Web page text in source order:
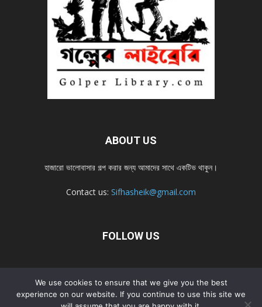
ABOUT US
হাজারো ভালোবাসার গল্প করার জন্য আমাদের সাথে একটিভ থাকুন।
Contact us: Sifhasheik@gmail.com
FOLLOW US
Home Contact us Privacy Policy শ্রেনী
শ্রেনী – mobile
Home – mobile
নতুন সব গল্প নতুন সব গল্প – mobile
নতুন সব গল্প 2022
We use cookies to ensure that we give you the best
experience on our website. If you continue to use this site we